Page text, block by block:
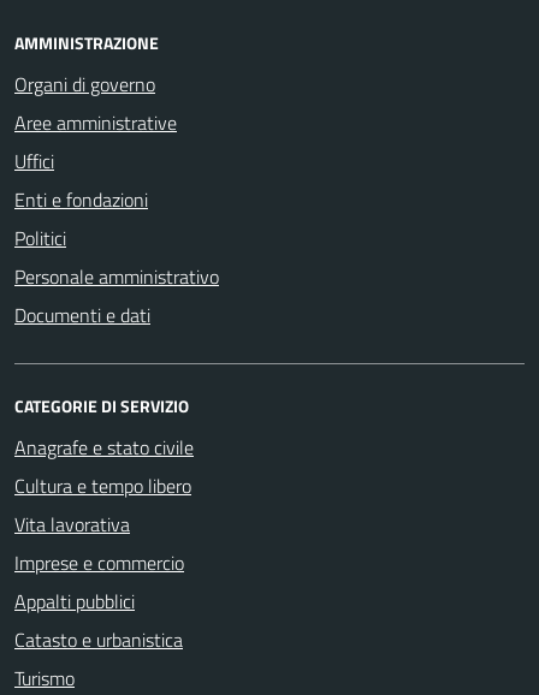
AMMINISTRAZIONE
Organi di governo
Aree amministrative
Uffici
Enti e fondazioni
Politici
Personale amministrativo
Documenti e dati
CATEGORIE DI SERVIZIO
Anagrafe e stato civile
Cultura e tempo libero
Vita lavorativa
Imprese e commercio
Appalti pubblici
Catasto e urbanistica
Turismo